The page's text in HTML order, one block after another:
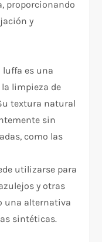
proporcionando
y
luffa es una
limpieza de
textura natural
sin
como las
utilizarse para
y otras
una alternativa
sintéticas.